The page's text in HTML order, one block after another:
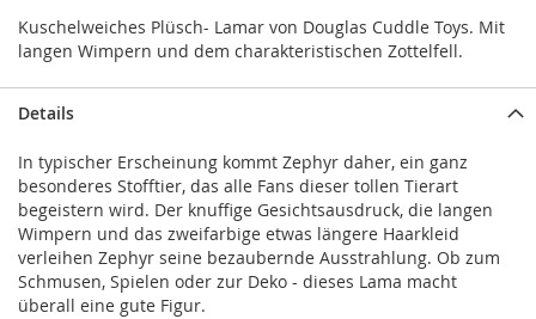
Kuschelweiches Plüsch- Lamar von Douglas Cuddle Toys. Mit
langen Wimpern und dem charakteristischen Zottelfell.
Details
In typischer Erscheinung kommt Zephyr daher, ein ganz
besonderes Stofftier, das alle Fans dieser tollen Tierart
begeistern wird. Der knuffige Gesichtsausdruck, die langen
Wimpern und das zweifarbige etwas längere Haarkleid
verleihen Zephyr seine bezaubernde Ausstrahlung. Ob zum
Schmusen, Spielen oder zur Deko - dieses Lama macht
überall eine gute Figur.